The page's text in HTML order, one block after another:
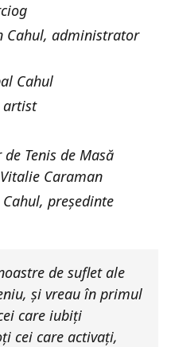
Cahul, administrator
Cahul
artist
Tenis de Masă
Caraman
președinte
de suflet ale
și vreau în primul
care iubiți
cei care activați,